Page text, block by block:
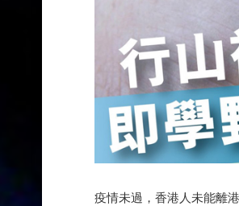
疫情未過，香港人未能離